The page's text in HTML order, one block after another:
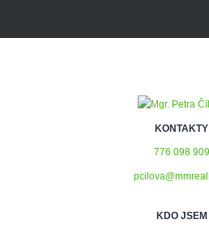
KONTAKTY
776 098 909
KDO JSEM